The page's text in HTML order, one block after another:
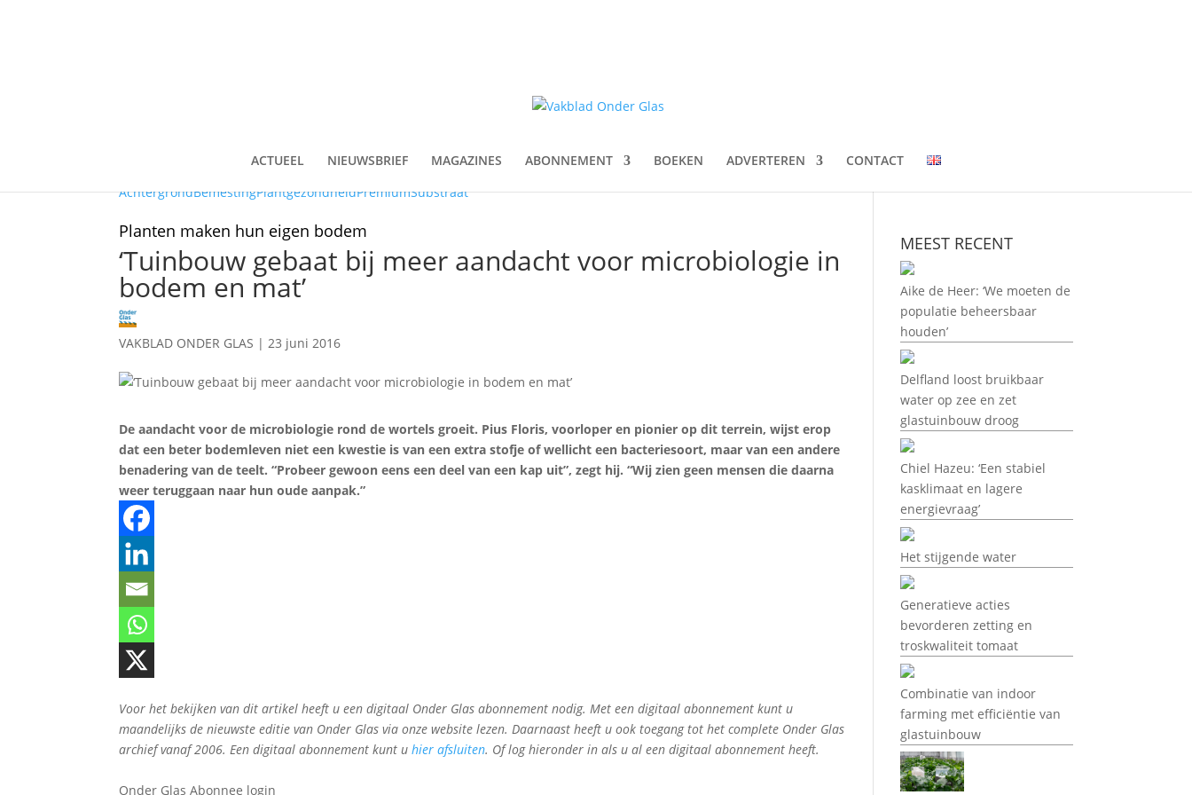
ACTUEEL NIEUWSBRIEF MAGAZINES ABONNEMENT BOEKEN ADVERTEREN
CONTACT
AchtergrondBemestingPlantgezondheidPremiumSubstraat
Planten maken hun eigen bodem
‘Tuinbouw gebaat bij meer aandacht voor microbiologie in
bodem en mat’
VAKBLAD ONDER GLAS |23 juni 2016
De aandacht voor de microbiologie rond de wortels groeit. Pius Floris, voorloper en pionier op dit terrein, wijst erop
dat een beter bodemleven niet een kwestie is van een extra stofje of wellicht een bacteriesoort, maar van een andere
benadering van de teelt. “Probeer gewoon eens een deel van een kap uit”, zegt hij. “Wij zien geen mensen die daarna
weer teruggaan naar hun oude aanpak.”
Voor het bekijken van dit artikel heeft u een digitaal Onder Glas abonnement nodig. Met een digitaal abonnement kunt u
maandelijks de nieuwste editie van Onder Glas via onze website lezen. Daarnaast heeft u ook toegang tot het complete Onder Glas
archief vanaf 2006. Een digitaal abonnement kunt uhier afsluiten. Of log hieronder in als u al een digitaal abonnement heeft.
Onder Glas Abonnee login
MEEST RECENT
Aike de Heer: ‘We moeten de
populatie beheersbaar
houden’
Delfland loost bruikbaar
water op zee en zet
glastuinbouw droog
Chiel Hazeu: ‘Een stabiel
kasklimaat en lagere
energievraag’
Het stijgende water
Generatieve acties
bevorderen zetting en
troskwaliteit tomaat
Combinatie van indoor
farming met efficiëntie van
glastuinbouw